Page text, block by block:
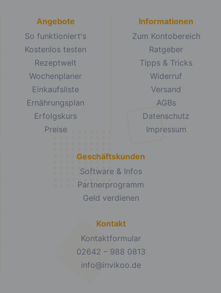
Angebote
So funktioniert's
Kostenlos testen
Rezeptwelt
Wochenplaner
Einkaufsliste
Ernährungsplan
Erfolgskurs
Preise
Informationen
Zum Kontobereich
Ratgeber
Tipps & Tricks
Widerruf
Versand
AGBs
Datenschutz
Impressum
Geschäftskunden
Software & Infos
Partnerprogramm
Geld verdienen
Kontakt
Kontaktformular
02642 – 988 0813
info@invikoo.de